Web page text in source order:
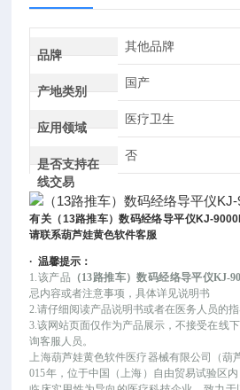
品牌
其他品牌
产地类别
国产
应用领域
医疗卫生
是否支持在
线交易
否
有关 （13路推车）数码经络导平仪KJ-
请联系葫芦娃黄色软件客服
·温馨提示：
1.该产品 （13路推车）数码经络导平仪KJ-
忌内容或者注意事项，具体详见说明书
2.请仔细阅读产品说明书或者在医务人员的
3.该网站页面仅作为产品展示，不接受在线
询客服人员。
上海葫芦娃黄色软件医疗器械有限公司（葫
015年，位于中国（上海）自由贸易试验区